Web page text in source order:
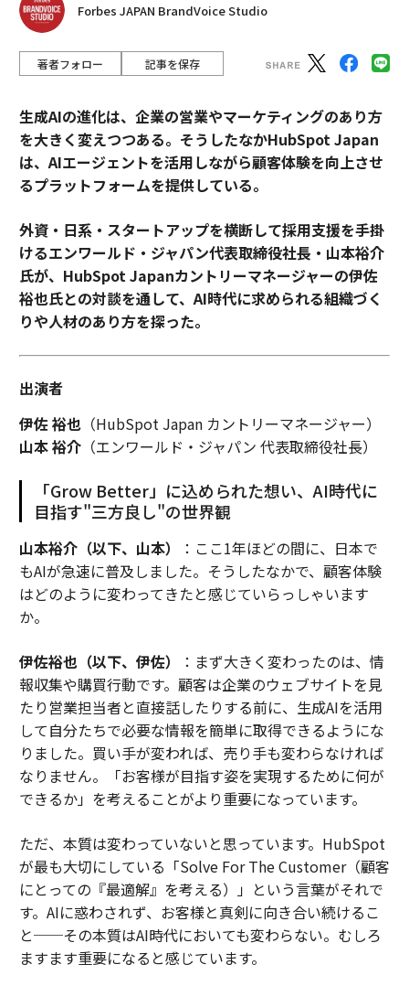
Forbes JAPAN BrandVoice Studio
著者フォロー 記事を保存
生成AIの進化は、企業の営業やマーケティングのあり方
を大きく変えつつある。そうしたなかHubSpot Japan
は、AIエージェントを活用しながら顧客体験を向上させ
るプラットフォームを提供している。
外資・日系・スタートアップを横断して採用支援を手掛
けるエンワールド・ジャパン代表取締役社長・山本裕介
氏が、HubSpot Japanカントリーマネージャーの伊佐
裕也氏との対談を通して、AI時代に求められる組織づく
りや人材のあり方を探った。
出演者
伊佐 裕也（HubSpot Japan カントリーマネージャー）
山本 裕介（エンワールド・ジャパン 代表取締役社長）
「Grow Better」に込められた想い、AI時代に
目指す"三方良し"の世界観
山本裕介（以下、山本）
：ここ1年ほどの間に、日本で
もAIが急速に普及しました。そうしたなかで、顧客体験
はどのように変わってきたと感じていらっしゃいます
か。
伊佐裕也（以下、伊佐）
：まず大きく変わったのは、情
報収集や購買行動です。顧客は企業のウェブサイトを見
たり営業担当者と直接話したりする前に、生成AIを活用
して自分たちで必要な情報を簡単に取得できるようにな
りました。買い手が変われば、売り手も変わらなければ
なりません。「お客様が目指す姿を実現するために何が
できるか」を考えることがより重要になっています。
ただ、本質は変わっていないと思っています。HubSpot
が最も大切にしている「Solve For The Customer（顧客
にとっての『最適解』を考える）」という言葉がそれで
す。AIに惑わされず、お客様と真剣に向き合い続けるこ
と──その本質はAI時代においても変わらない。むしろ
ますます重要になると感じています。